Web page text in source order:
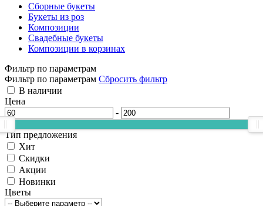
Сборные букеты
Букеты из роз
Композиции
Свадебные букеты
Композиции в корзинах
Фильтр по параметрам
Фильтр по параметрам Сбросить фильтр
В наличии
Цена
-
Тип предложения
Хит
Скидки
Акции
Новинки
Цветы